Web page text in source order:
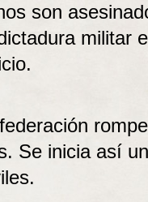
son
militar
Se inicia así